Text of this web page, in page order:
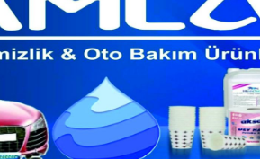
Dijital Devrim: Rota Sepetim
Bölge Müdürü Makam Koltuğunu
Rehberi ile Google ve Yapay Zeka
Öne Çıkın